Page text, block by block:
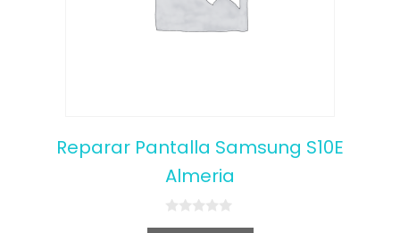
Reparar Pantalla Samsung S10E
Almeria
0